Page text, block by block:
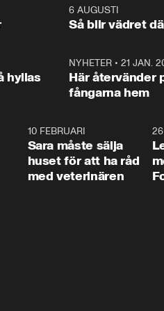
och Makten.
–
1:066 AUGUSTI
Så blir vädret
hyllas
NYHETER •21 JAN.
Här återvänder
fångarna hem
10 FEBRUARI
Sara måste sälja
huset för att ha råd
med veterinären